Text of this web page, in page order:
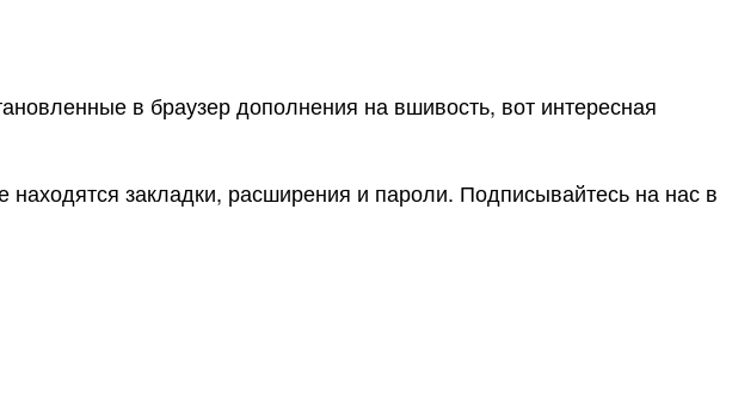
в браузер дополнения на вшивость, вот интересная
закладки, расширения и пароли. Подписывайтесь на нас в